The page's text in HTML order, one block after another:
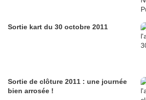
Sortie kart du 30 octobre 2011
Sortie de clôture 2011 : une journée
bien arrosée !